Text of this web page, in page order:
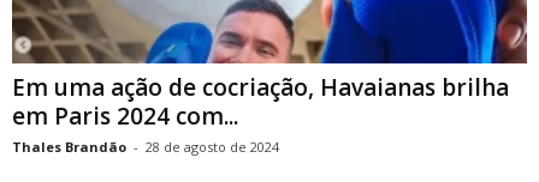
Em uma ação de cocriação, Havaianas brilha
em Paris 2024 com...
Thales Brandão - 28 de agosto de 2024